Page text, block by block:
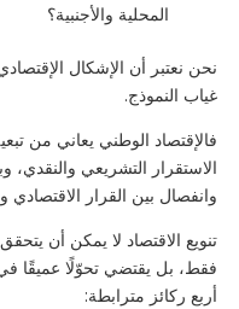
المحلية والأجنبية؟
نحن نعتبر أن الإشكال
غياب النموذج.
فالإقتصاد الوطني يعاني من
الاستقرار التشريعي والنقدي،
وانفصال بين القرار الاقتصادي
تنويع الاقتصاد لا يمكن أن
فقط، بل يقتضي تحوّلًا عميقًا
أربع ركائز مترابطة: